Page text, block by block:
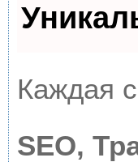
Каждая
SEO,